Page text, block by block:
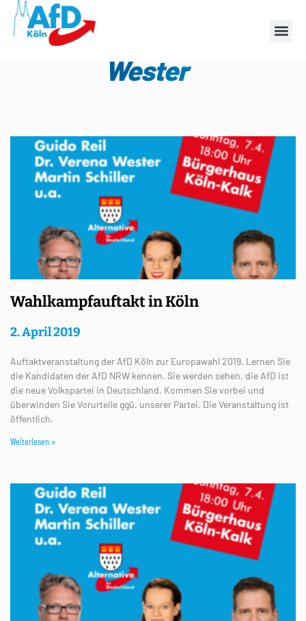
Schlagwort: Verena
Wester
Wahlkampfauftakt in Köln
2. April 2019
Auftaktveranstaltung der AfD Köln zur Europawahl 2019. Lernen Sie
die Kandidaten der AfD NRW kennen. Sie werden sehen, die AfD ist
die neue Volkspartei in Deutschland. Kommen Sie vorbei und
überwinden Sie Vorurteile ggü. unserer Partei. Die Veranstaltung ist
öffentlich.
Weiterlesen »